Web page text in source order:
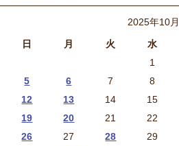
2025年10月
日
月 火 水
1
5
6 7 8
12
13 14 15
19
20 21 22
26
27 28 29